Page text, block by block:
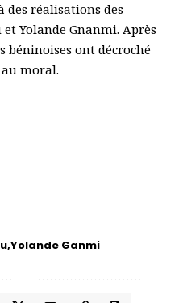
des réalisations des
Yolande Gnanmi. Après
béninoises ont décroché
moral.
Yolande Ganmi